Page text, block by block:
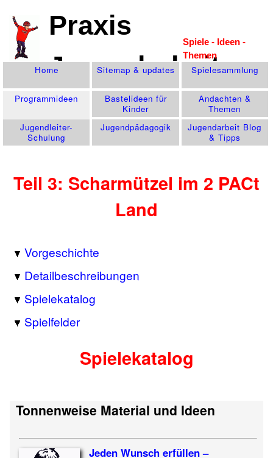
Praxis
Jugendarbeit
Spiele - Ideen -
Themen
Home Sitemap & updates Spiele­sammlung
Programm­ideen
Bastelideen für
Kinder
Andachten &
Themen
Jugendleiter-
Schulung
Jugend­pädagogik
Jugendarbeit Blog
& Tipps
Teil 3: Scharmützel im 2 PACt
Land
Vorgeschichte
Detailbeschreibungen
Spielekatalog
Spielfelder
Spielekatalog
Tonnenweise Material und Ideen
Jeden Wunsch erfüllen –